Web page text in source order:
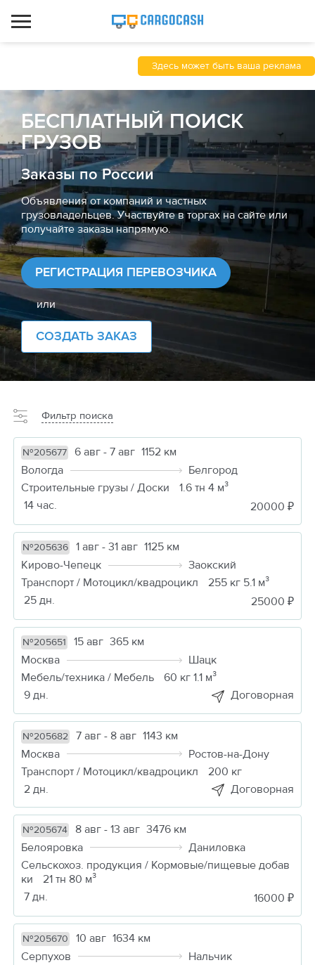
Здесь может быть ваша реклама
БЕСПЛАТНЫЙ ПОИСК
ГРУЗОВ
Заказы по России
Объявления от компаний и частных
грузовладельцев. Участвуйте в торгах на сайте или
получайте заказы напрямую.
РЕГИСТРАЦИЯ ПЕРЕВОЗЧИКА
или
СОЗДАТЬ ЗАКАЗ
Фильтр поиска
№205677 6 авг - 7 авг 1152 км
Вологда
Белгород
Строительные грузы / Доски
1.6 тн 4 м³
14 час.
20000 ₽
№205636 1 авг - 31 авг 1125 км
Кирово-Чепецк
Заокский
Транспорт / Мотоцикл/квадроцикл
255 кг 5.1 м³
25 дн.
25000 ₽
№205651 15 авг 365 км
Москва
Шацк
Мебель/техника / Мебель
60 кг 1.1 м³
9 дн.
Договорная
№205682 7 авг - 8 авг 1143 км
Москва
Ростов-на-Дону
Транспорт / Мотоцикл/квадроцикл
200 кг
2 дн.
Договорная
№205674 8 авг - 13 авг 3476 км
Белояровка
Даниловка
Сельскохоз. продукция / Кормовые/пищевые добав
ки
21 тн 80 м³
7 дн.
16000 ₽
№205670 10 авг 1634 км
Серпухов
Нальчик